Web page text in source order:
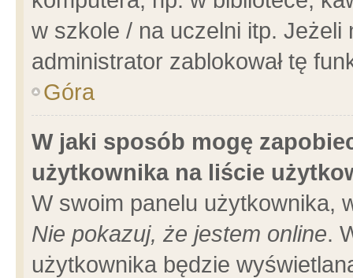
w szkole / na uczelni itp.
administrator zablokował tę
Góra
W jaki sposób mogę
użytkownika na liście
W swoim panelu użytkownika,
Nie pokazuj, że jestem online.
użytkownika będzie